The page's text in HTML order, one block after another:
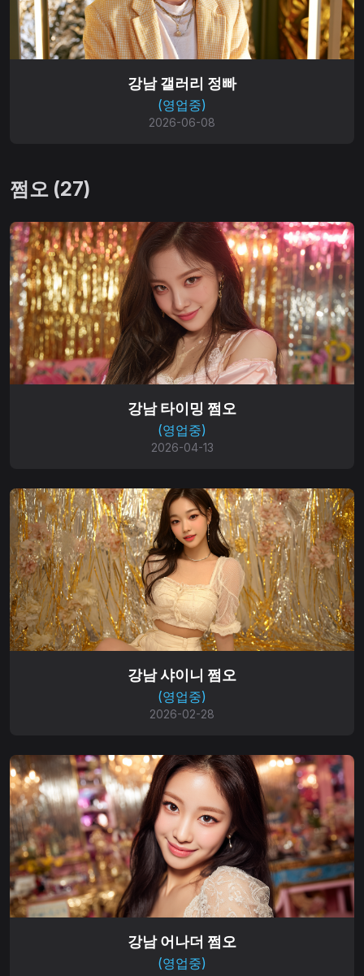
강남 갤러리 정빠
(영업중)
2026-06-08
쩜오 (27)
강남 타이밍 쩜오
(영업중)
2026-04-13
강남 샤이니 쩜오
(영업중)
2026-02-28
강남 어나더 쩜오
(영업중)